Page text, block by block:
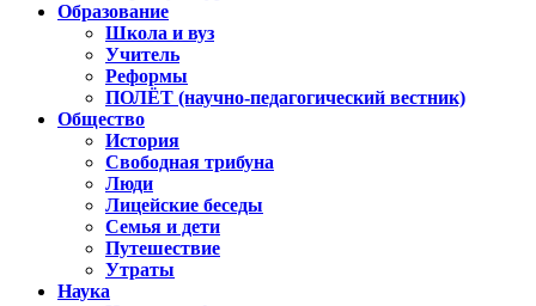
Образование
Школа и вуз
Учитель
Реформы
ПОЛЁТ (научно-педагогический вестник)
Общество
История
Свободная трибуна
Люди
Лицейские беседы
Семья и дети
Путешествие
Утраты
Наука